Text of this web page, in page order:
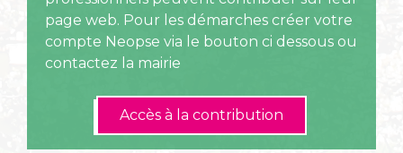
page web. Pour les démarches créer votre
compte Neopse via le bouton ci dessous ou
contactez la mairie
Accès à la contribution